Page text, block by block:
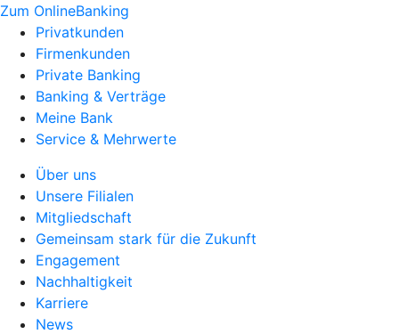
Zum OnlineBanking
Privatkunden
Firmenkunden
Private Banking
Banking & Verträge
Meine Bank
Service & Mehrwerte
Über uns
Unsere Filialen
Mitgliedschaft
Gemeinsam stark für die Zukunft
Engagement
Nachhaltigkeit
Karriere
News